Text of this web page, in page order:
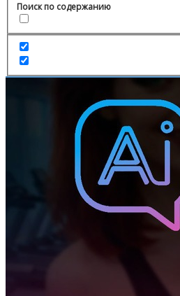
Поиск по содержанию